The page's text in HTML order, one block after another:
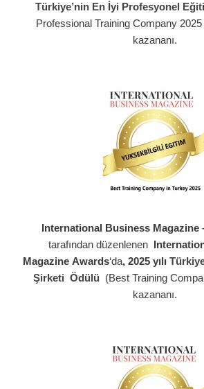
Türkiye’nin En İyi Profesyonel
Professional Training Company
kazananı.
International Business Magazine
tarafından düzenlenen
Magazine Awards‘da, 2025 yılı
Şirketi Ödülü (Best Training
kazananı.